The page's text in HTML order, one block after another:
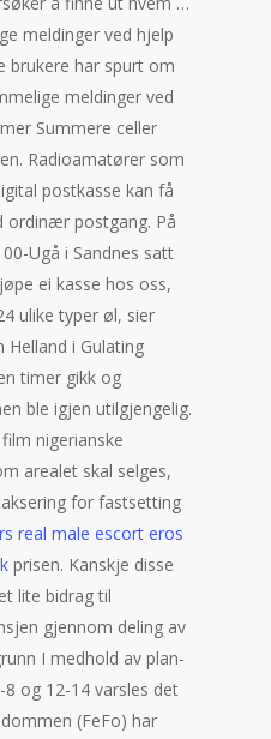
meldinger ved hjelp
brukere har spurt om
meldinger ved
Summere celler
Radioamatører som
postkasse kan få
ordinær postgang. På
Ugå i Sandnes satt
ei kasse hos oss,
ulike typer øl, sier
i Gulating
timer gikk og
ble igjen utilgjengelig.
nigerianske
arealet skal selges,
for fastsetting
real male escort eros
prisen. Kanskje disse
lite bidrag til
gjennom deling av
I medhold av plan-
8 og 12-14 varsles det
(FeFo) har